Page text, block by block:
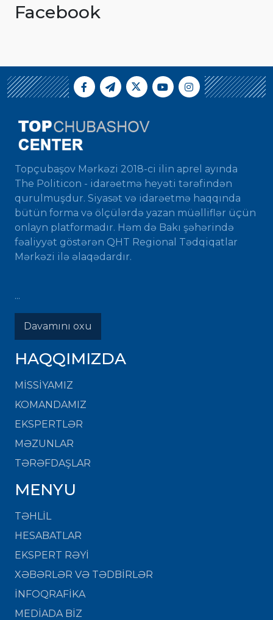
Facebook
Topçubaşov Mərkəzi 2018-ci ilin aprel ayında
The Politicon - idarəetmə heyəti tərəfindən
qurulmuşdur. Siyasət və idarəetmə haqqında
bütün forma və ölçülərdə yazan müəlliflər üçün
onlayn platformadır. Həm də Bakı şəhərində
fəaliyyət göstərən QHT Regional Tədqiqatlar
Mərkəzi ilə əlaqədardır.
...
Davamını oxu
HAQQIMIZDA
MISSIYAMIZ
KOMANDAMIZ
EKSPERTLƏR
MƏZUNLAR
TƏRƏFDAŞLAR
MENYU
TƏHLİL
HESABATLAR
EKSPERT RƏYİ
XƏBƏRLƏR VƏ TƏDBİRLƏR
İNFOQRAFİKA
MEDİADA BİZ